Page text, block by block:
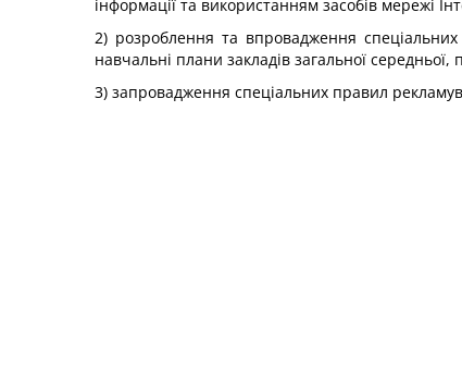
інформації та використанням засобів мережі
2) розроблення та впровадження спеціальних
навчальні плани закладів загальної
3) запровадження спеціальних правил